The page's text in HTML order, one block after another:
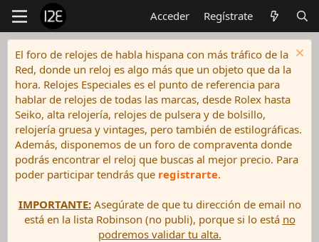
Acceder Regístrate
El foro de relojes de habla hispana con más tráfico de la
Red, donde un reloj es algo más que un objeto que da la
hora. Relojes Especiales es el punto de referencia para
hablar de relojes de todas las marcas, desde Rolex hasta
Seiko, alta relojería, relojes de pulsera y de bolsillo,
relojería gruesa y vintages, pero también de estilográficas.
Además, disponemos de un foro de compraventa donde
podrás encontrar el reloj que buscas al mejor precio. Para
poder participar tendrás que registrarte.
IMPORTANTE:Asegúrate de que tu dirección de email no
está en la lista Robinson (no publi), porque si lo está no
podremos validar tu alta.